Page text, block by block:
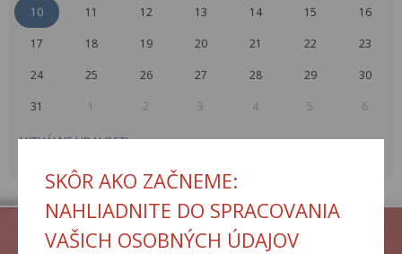
SKÔR AKO ZAČNEME:
NAHLIADNITE DO SPRACOVANIA
VAŠICH OSOBNÝCH ÚDAJOV
10 11 12 13 14 15 16
17 18 19 20 21 22 23
24 25 26 27 28 29 30
31 1 2 3 4 5 6
AKTUÁLNE UDALOSTI